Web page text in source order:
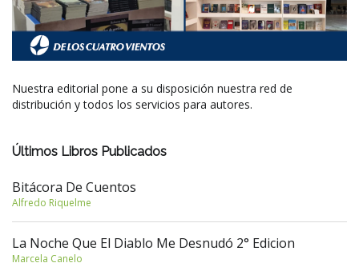
Nuestra editorial pone a su disposición nuestra red de
distribución y todos los servicios para autores.
Últimos Libros Publicados
Bitácora De Cuentos
Alfredo Riquelme
La Noche Que El Diablo Me Desnudó 2° Edicion
Marcela Canelo